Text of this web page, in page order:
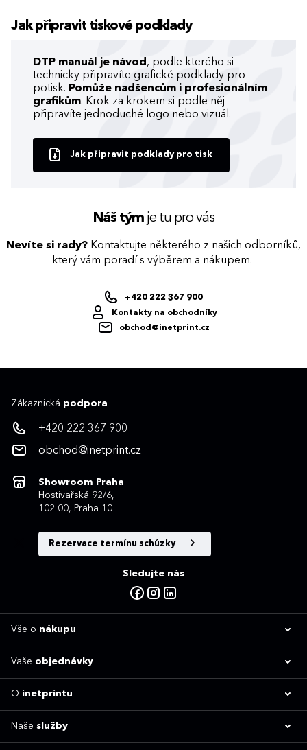
Jak připravit tiskové podklady
DTP manuál je návod , podle kterého si
technicky připravíte grafické podklady pro
potisk. Pomůže nadšencům i profesionálním
grafikům. Krok za krokem si podle něj
připravíte jednoduché logo nebo vizuál.
Jak připravit podklady pro tisk
Náš týmje tu pro vás
Nevíte si rady? Kontaktujte některého z našich odborníků,
který vám poradí s výběrem a nákupem.
+420 222 367 900
Kontakty na obchodníky
obchod@inetprint.cz
Zákaznická podpora
+420 222 367 900
obchod@inetprint.cz
Showroom Praha
Hostivařská 92/6,
102 00, Praha 10
Rezervace termínu schůzky
Sledujte nás
Vše o nákupu
Vaše objednávky
O inetprintu
Naše služby